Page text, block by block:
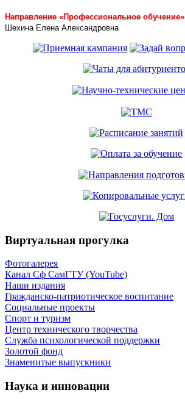
Направление «Профессиональное обучение»
Шехина Елена Александровна
Виртуальная прогулка
Фотогалерея
Канал Сф СамГТУ (YouTube)
Наши издания
Гражданско-патриотическое воспитание
Социальные проекты
Спорт и туризм
Центр технического творчества
Служба психологической поддержки
Золотой фонд
Знаменитые выпускники
Наука и инновации